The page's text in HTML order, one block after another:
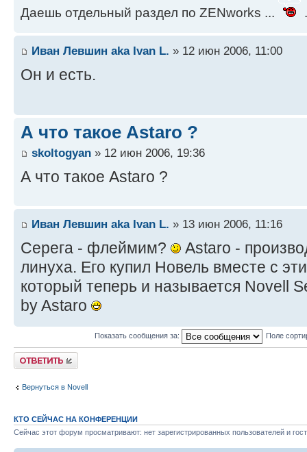
Даешь отдельный раздел по ZENworks ...
Иван Левшин aka Ivan L. » 12 июн 2006, 11:00
Он и есть.
А что такое Astaro ?
skoltogyan » 12 июн 2006, 19:36
А что такое Astaro ?
Иван Левшин aka Ivan L. » 13 июн 2006, 11:16
Серега - флеймим?
Astaro -
линуха. Его купил Новель вместе с
который теперь и называется Novell
by Astaro
Показать сообщения за: Поле
Ответить
Вернуться в Novell
КТО СЕЙЧАС НА КОНФЕРЕНЦИИ
Сейчас этот форум просматривают: нет зарегистрированных пользователей и